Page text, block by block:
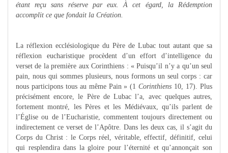
étant reçu sans réserve par eux. À cet égard, la Rédemption
accomplit ce que fondait la Création.
La réflexion ecclésiologique du Père de Lubac tout autant que sa
réflexion eucharistique procèdent d’un effort d’intelligence du
verset de la première aux Corinthiens : « Puisqu’il n’y a qu’un seul
pain, nous qui sommes plusieurs, nous formons un seul corps : car
nous participons tous au même Pain » (1Corinthiens 10, 17). Plus
précisément encore, le Père de Lubac l’a, avec quelques autres,
fortement montré, les Pères et les Médiévaux, qu’ils parlent de
l’Église ou de l’Eucharistie, commentent toujours directement ou
indirectement ce verset de l’Apôtre. Dans les deux cas, il s’agit du
Corps du Christ : le Corps réel, véritable, effectif, définitif, celui
qui resplendira dans la gloire pour l’éternité et qu’annonçait son